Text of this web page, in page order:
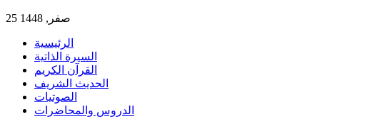
25 صفر, 1448
الرئيسية
السيرة الذاتية
القرآن الكريم
الحديث الشريف
الصوتيات
الدروس والمحاضرات